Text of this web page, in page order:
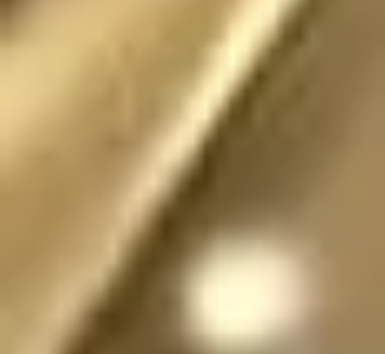
escrito no fue (o no
es) fantasía
En dicha realidad, los
ángeles no tienen
sexo, por lo que se
pueden mostrar en su
forma divina femenina